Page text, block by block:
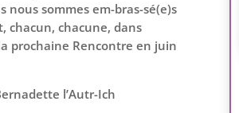
nous sommes em-bras-sé(e)s
chacun, chacune, dans
prochaine Rencontre en juin
l’Autr-Ich